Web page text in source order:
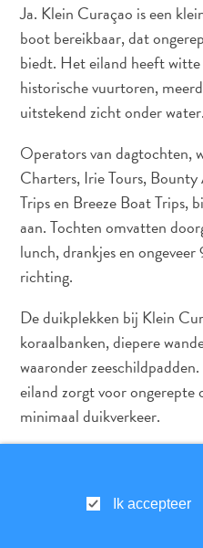
Ja. Klein Curaçao is een
boot bereikbaar, dat
biedt. Het eiland heeft witte
historische vuurtoren,
uitstekend zicht onder water.
Operators van dagtochten,
Charters, Irie Tours,
Trips en Breeze Boat Trips,
aan. Tochten omvatten
lunch, drankjes en
richting.
De duikplekken bij Klein
koraalbanken, diepere
waaronder
eiland zorgt voor ongerepte
minimaal duikverkeer.
Ik accepteer